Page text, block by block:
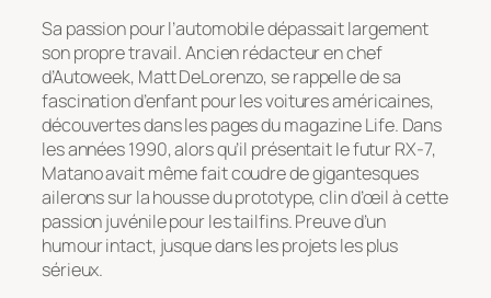
Sa passion pour l’automobile dépassait largement
son propre travail. Ancien rédacteur en chef
d’Autoweek, Matt DeLorenzo, se rappelle de sa
fascination d’enfant pour les voitures américaines,
découvertes dans les pages du magazineLife. Dans
les années 1990, alors qu’il présentait le futur RX-7,
Matano avait même fait coudre de gigantesques
ailerons sur la housse du prototype, clin d’œil à cette
passion juvénile pour les tailfins. Preuve d’un
humour intact, jusque dans les projets les plus
sérieux.